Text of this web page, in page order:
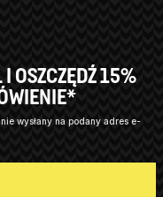
OSZCZĘDŹ 15%
wysłany na podany adres e-